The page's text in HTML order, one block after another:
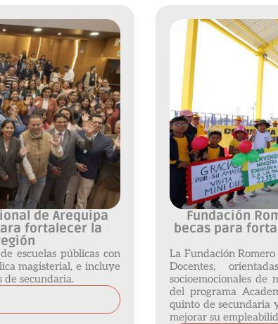
de Arequipa
fortalecer la
escuelas públicas con
magisterial, e incluye
de secundaria.
Fundación
becas para
La Fundación
Docentes,
socioemocionales de
del programa
quinto de secundaria
mejorar su